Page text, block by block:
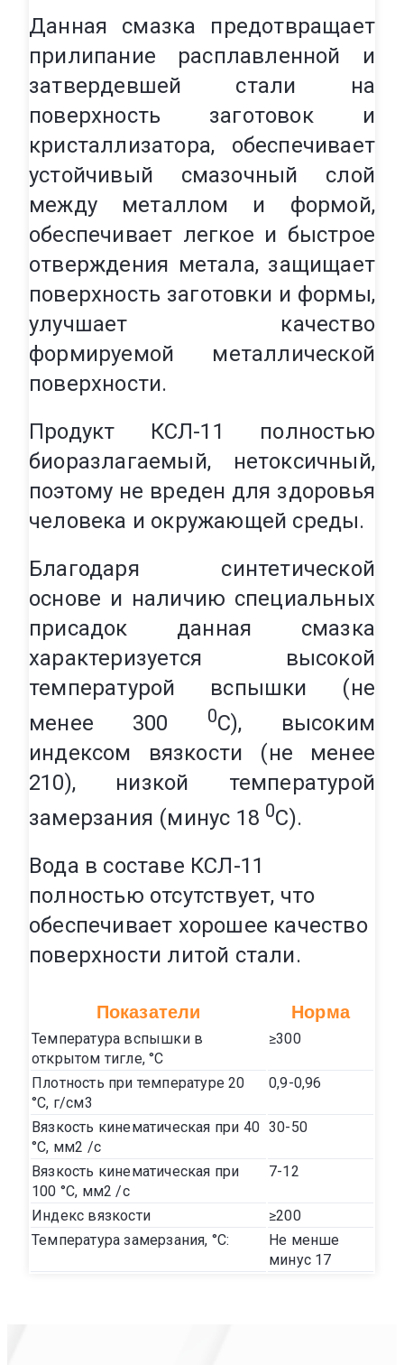
Данная смазка предотвращает
прилипание расплавленной и
затвердевшей стали на
поверхность заготовок и
кристаллизатора, обеспечивает
устойчивый смазочный слой
между металлом и формой,
обеспечивает легкое и быстрое
отверждения метала, защищает
поверхность заготовки и формы,
улучшает качество
формируемой металлической
поверхности.
Продукт КСЛ-11 полностью
биоразлагаемый, нетоксичный,
поэтому не вреден для здоровья
человека и окружающей среды.
Благодаря синтетической
основе и наличию специальных
присадок данная смазка
характеризуется высокой
температурой вспышки (не
менее 300
0С), высоким
индексом вязкости (не менее
210), низкой температурой
замерзания (минус 18 0С).
Вода в составе КСЛ-11
полностью отсутствует, что
обеспечивает хорошее качество
поверхности литой стали.
Показатели Норма
Температура вспышки в
открытом тигле, °С
≥300
Плотность при температуре 20
°С, г/см3
0,9-0,96
Вязкость кинематическая при 40
°С, мм2 /с
30-50
Вязкость кинематическая при
100 °С, мм2 /с
7-12
Индекс вязкости
≥200
Температура замерзания, °С:
Не менше
минус 17